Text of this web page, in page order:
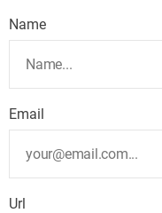
Name
Email
Url